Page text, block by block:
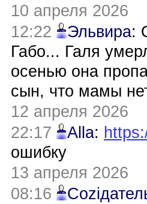
10 апреля 2026
12:22
Эльвира:
Габо... Галя
осенью она
сын, что мамы
12 апреля 2026
22:17
Alla:
ошибку
13 апреля 2026
08:16